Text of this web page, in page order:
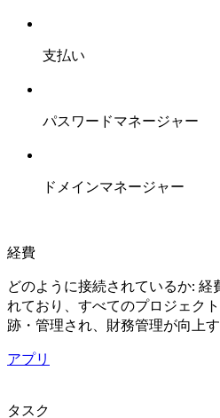
支払い
パスワードマネージャー
ドメインマネージャー
経費
どのように接続されているか: 経
れており、すべてのプロジェク
跡・管理され、財務管理が向上
アプリ
タスク